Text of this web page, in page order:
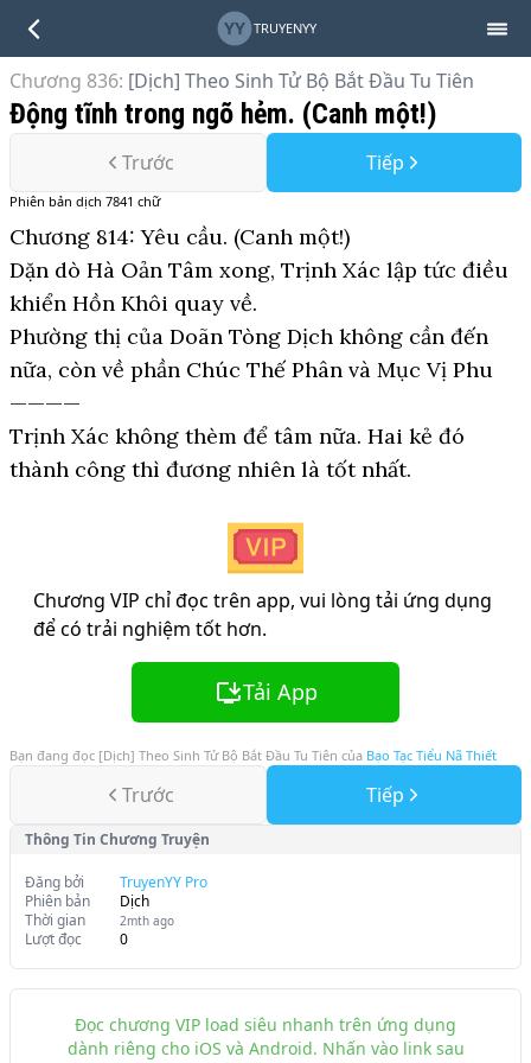
YY TRUYENYY
Chương 836: [Dịch] Theo Sinh Tử Bộ Bắt Đầu Tu Tiên
Động tĩnh trong ngõ hẻm. (Canh một!)
Trước Tiếp
Phiên bản dịch 7841 chữ
Chương 814: Yêu cầu. (Canh một!)
Dặn dò Hà Oản Tâm xong, Trịnh Xác lập tức điều
khiển Hồn Khôi quay về.
Phường thị của Doãn Tòng Dịch không cần đến
nữa, còn về phần Chúc Thế Phân và Mục Vị Phu
————
Trịnh Xác không thèm để tâm nữa. Hai kẻ đó
thành công thì đương nhiên là tốt nhất.
Chương VIP chỉ đọc trên app, vui lòng tải ứng dụng
để có trải nghiệm tốt hơn.
Tải App
Bạn đang đọc [Dịch] Theo Sinh Tử Bộ Bắt Đầu Tu Tiên của Bạo Tạc Tiểu Nã Thiết
Trước Tiếp
Thông Tin Chương Truyện
Đăng bởi
TruyenYY Pro
Phiên bản
Dịch
Thời gian
2mth ago
Lượt đọc 0
Đọc chương VIP load siêu nhanh trên ứng dụng
dành riêng cho iOS và Android. Nhấn vào link sau